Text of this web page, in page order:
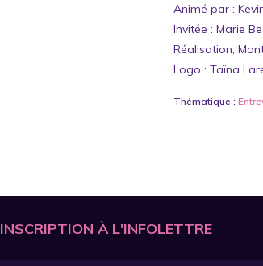
Animé par :
Invitée : Marie
Réalisation,
Logo : Taïna
Thématique :
INSCRIPTION À L'INFOLETTRE